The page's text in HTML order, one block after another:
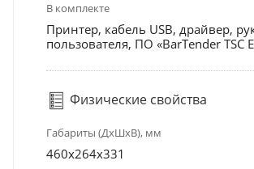
В комплекте
Принтер, кабель USB, драйвер,
пользователя, ПО «BarTender TSC
Физические свойства
Габариты (ДхШхВ), мм
460x264x331